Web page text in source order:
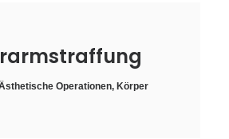
Operationen, Körper